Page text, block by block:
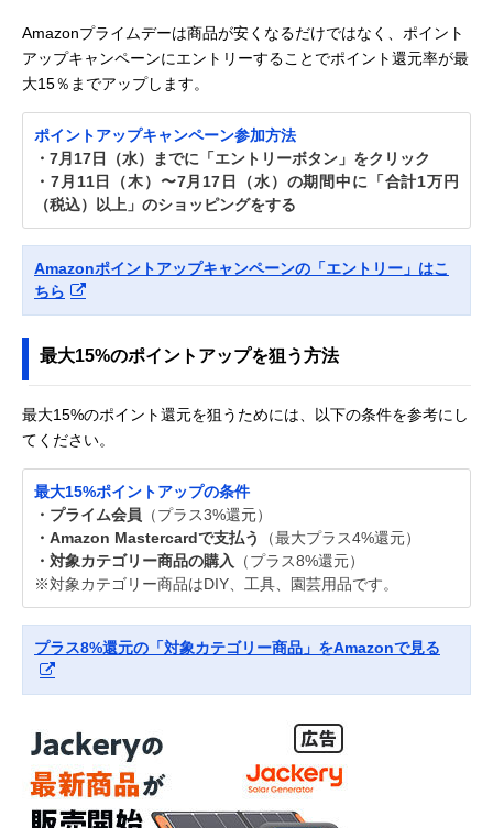
Amazonプライムデーは商品が安くなるだけではなく、ポイント
アップキャンペーンにエントリーすることでポイント還元率が最
大15％までアップします。
ポイントアップキャンペーン参加方法
・7月17日（水）までに「エントリーボタン」をクリック
・7月11日（木）〜7月17日（水）の期間中に「合計1万円
（税込）以上」のショッピングをする
Amazonポイントアップキャンペーンの「エントリー」はこ
ちら
最大15%のポイントアップを狙う方法
最大15%のポイント還元を狙うためには、以下の条件を参考にし
てください。
最大15%ポイントアップの条件
・プライム会員 （プラス3%還元）
・Amazon Mastercardで支払う
（最大プラス4%還元）
・対象カテゴリー商品の購入
（プラス8%還元）
※対象カテゴリー商品はDIY、工具、園芸用品です。
プラス8%還元の「対象カテゴリー商品」をAmazonで見る